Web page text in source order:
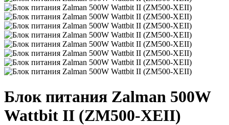
Блок питания Zalman 500W
Wattbit II (ZM500-XEII)